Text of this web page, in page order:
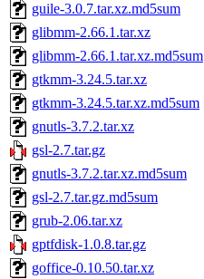
guile-3.0.7.tar.xz.md5sum
glibmm-2.66.1.tar.xz
glibmm-2.66.1.tar.xz.md5sum
gtkmm-3.24.5.tar.xz
gtkmm-3.24.5.tar.xz.md5sum
gnutls-3.7.2.tar.xz
gsl-2.7.tar.gz
gnutls-3.7.2.tar.xz.md5sum
gsl-2.7.tar.gz.md5sum
grub-2.06.tar.xz
gptfdisk-1.0.8.tar.gz
goffice-0.10.50.tar.xz